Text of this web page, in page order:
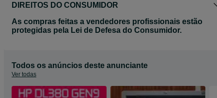
DIREITOS DO CONSUMIDOR
As compras feitas a vendedores profissionais estão
protegidas pela Lei de Defesa do Consumidor.
Todos os anúncios deste anunciante
Ver todas